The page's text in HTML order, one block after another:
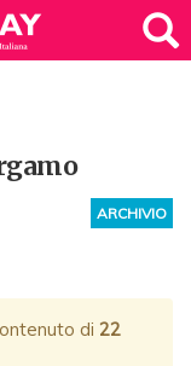
ARCHIVIO
di 22